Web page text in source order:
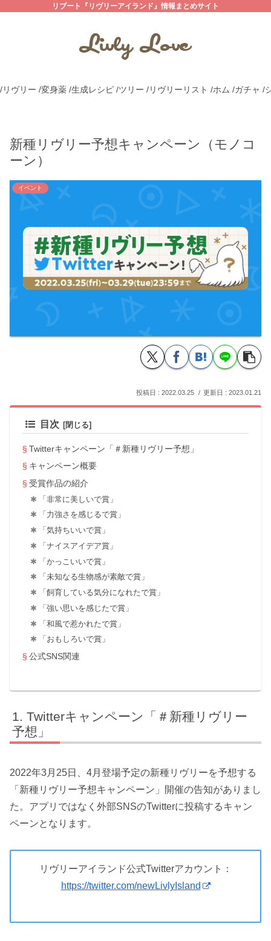
リブート『リヴリーアイランド』情報まとめサイト
/リヴリー /変身薬 /生成レシピ /ツリー /リヴリーリスト /ホム /ガチャ /
新種リヴリー予想キャンペーン（モノコ
ーン）
イベント
2022.03.25 2023.01.21
目次
Twitterキャンペーン「＃新種リヴリー予想」
キャンペーン概要
受賞作品の紹介
「非常に美しいで賞」
「力強さを感じるで賞」
「気持ちいいで賞」
「ナイスアイデア賞」
「かっこいいで賞」
「未知なる生物感が素敵で賞」
「飼育している気分になれたで賞」
「強い思いを感じたで賞」
「和風で惹かれたで賞」
「おもしろいで賞」
公式SNS関連
Twitterキャンペーン「＃新種リヴリー
予想」
2022年3月25日、4月登場予定の新種リヴリーを予想する
「新種リヴリー予想キャンペーン」開催の告知がありまし
た。アプリではなく外部SNSのTwitterに投稿するキャン
ペーンとなります。
リヴリーアイランド公式Twitterアカウント：
https://twitter.com/newLivlyIsland